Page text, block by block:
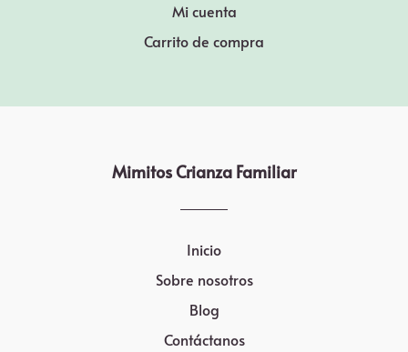
Mi cuenta
Carrito de compra
Mimitos Crianza Familiar
Inicio
Sobre nosotros
Blog
Contáctanos